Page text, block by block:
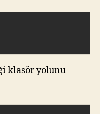
klasör yolunu